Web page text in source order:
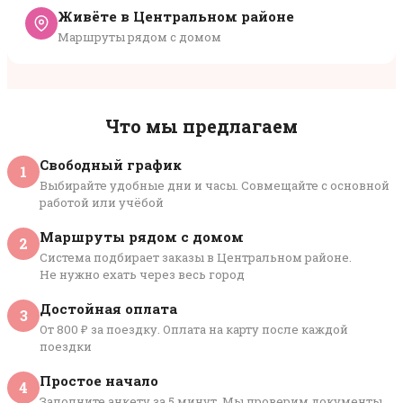
Живёте в Центральном районе
Маршруты рядом с домом
Что мы предлагаем
1 Свободный график
Выбирайте удобные дни и часы. Совмещайте с основной
работой или учёбой
2 Маршруты рядом с домом
Система подбирает заказы в Центральном районе.
Не нужно ехать через весь город
3 Достойная оплата
От 800 ₽ за поездку. Оплата на карту после каждой
поездки
4 Простое начало